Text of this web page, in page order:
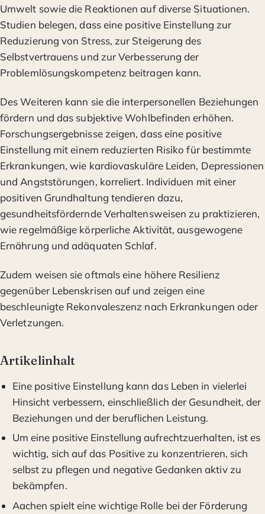
Umwelt sowie die Reaktionen auf diverse Situationen.
Studien belegen, dass eine positive Einstellung zur
Reduzierung von Stress, zur Steigerung des
Selbstvertrauens und zur Verbesserung der
Problemlösungskompetenz beitragen kann.
Des Weiteren kann sie die interpersonellen Beziehungen
fördern und das subjektive Wohlbefinden erhöhen.
Forschungsergebnisse zeigen, dass eine positive
Einstellung mit einem reduzierten Risiko für bestimmte
Erkrankungen, wie kardiovaskuläre Leiden, Depressionen
und Angststörungen, korreliert. Individuen mit einer
positiven Grundhaltung tendieren dazu,
gesundheitsfördernde Verhaltensweisen zu praktizieren,
wie regelmäßige körperliche Aktivität, ausgewogene
Ernährung und adäquaten Schlaf.
Zudem weisen sie oftmals eine höhere Resilienz
gegenüber Lebenskrisen auf und zeigen eine
beschleunigte Rekonvaleszenz nach Erkrankungen oder
Verletzungen.
Artikelinhalt
Eine positive Einstellung kann das Leben in vielerlei
Hinsicht verbessern, einschließlich der Gesundheit, der
Beziehungen und der beruflichen Leistung.
Um eine positive Einstellung aufrechtzuerhalten, ist es
wichtig, sich auf das Positive zu konzentrieren, sich
selbst zu pflegen und negative Gedanken aktiv zu
bekämpfen.
Aachen spielt eine wichtige Rolle bei der Förderung